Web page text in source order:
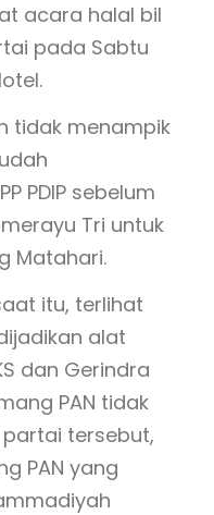
acara halal bil
pada Sabtu
tidak menampik
PDIP sebelum
Tri untuk
Matahari.
itu, terlihat
alat
dan Gerindra
PAN tidak
tersebut,
PAN yang